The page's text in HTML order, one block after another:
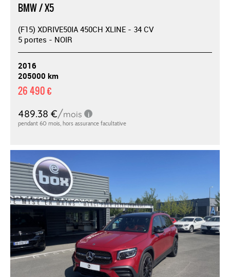
BMW / X5
(F15) XDRIVE50IA 450CH XLINE - 34 CV
5 portes - NOIR
2016
205000 km
26 490 €